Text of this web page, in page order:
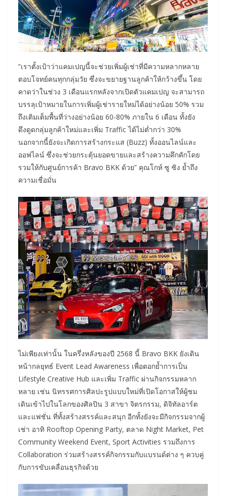
“เราตั้งเป้าว่าแคมเปญนี้จะช่วยเพิ่มผู้เช่าที่มีความหลากหลาย
ตอบโจทย์คนทุกกลุ่มวัย ซึ่งจะขยายฐานลูกค้าให้กว้างขึ้น โดย
คาดว่าในช่วง 3 เดือนแรกหลังจากเปิดตัวแคมเปญ จะสามารถ
บรรลุเป้าหมายในการเพิ่มผู้เช่ารายใหม่ได้อย่างน้อย 50% รวม
ถึงเติมเต็มพื้นที่ว่างอย่างน้อย 60-80% ภายใน 6 เดือน ทั้งยัง
ดึงดูดกลุ่มลูกค้าใหม่และเพิ่ม Traffic ได้ไม่ต่ำกว่า 30%
นอกจากนี้ยังจะเกิดการสร้างกระแส (Buzz) ทั้งออนไลน์และ
ออฟไลน์ ซึ่งจะช่วยกระตุ้นยอดขายและสร้างความคึกคักโดย
รวมให้กับศูนย์การค้า Bravo BKK ด้วย” คุณโกห์ ซู ซิง ย้ำถึง
ความเชื่อมั่น
ไม่เพียงเท่านั้น ในครึ่งหลังของปี 2568 นี้ Bravo BKK ยังเดิน
หน้ากลยุทธ์ Event Lead Awareness เพื่อตอกย้ำการเป็น
Lifestyle Creative Hub และเพิ่ม Traffic ผ่านกิจกรรมหลาก
หลาย เช่น นิทรรศการศิลปะรูปแบบใหม่ที่เปิดโอกาสให้ผู้ชม
เดินเข้าไปในโลกของศิลปิน 3 สาขา จิตรกรรม, ดิจิทัลอาร์ต
และแฟชั่น ที่ทั้งสร้างสรรค์และสนุก อีกทั้งยังจะมีกิจกรรมจากผู้
เช่า อาทิ Rooftop Opening Party, ตลาด Night Market, Pet
Community Weekend Event, Sport Activities รวมถึงการ
Collaboration ร่วมสร้างสรรค์กิจกรรมกับแบรนด์ต่าง ๆ ควบคู่
กับการขับเคลื่อนธุรกิจด้วย